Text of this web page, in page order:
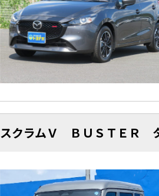
スクラムＶ ＢＵＳＴＥＲ